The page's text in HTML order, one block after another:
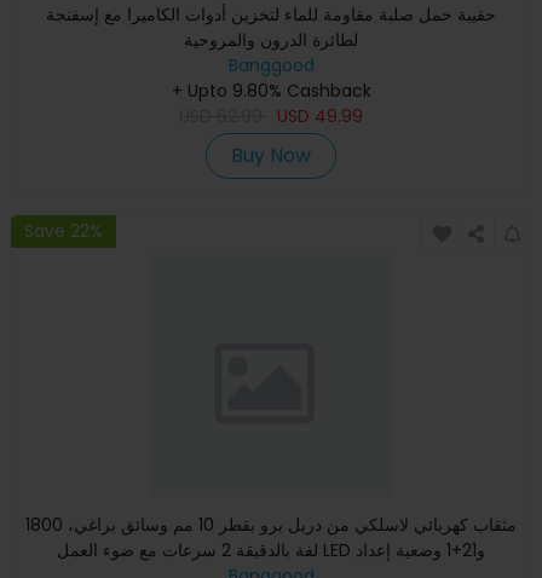
حقيبة حمل صلبة مقاومة للماء لتخزين أدوات الكاميرا مع إسفنجة
لطائرة الدرون والمروحية
Banggood
+ Upto 9.80% Cashback
USD 49.99
Buy Now
Save 22%
مثقاب كهربائي لاسلكي من دريل برو بقطر 10 مم وسائق براغي، 1800
لفة بالدقيقة 2 سرعات مع ضوء العمل LED و21+1 وضعية إعداد